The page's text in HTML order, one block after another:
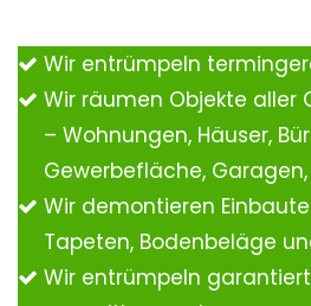
Wir entrümpeln
Wir räumen Objekte aller
– Wohnungen, Häuser,
Gewerbefläche,
Wir demontieren
Tapeten, Bodenbeläge
Wir entrümpeln